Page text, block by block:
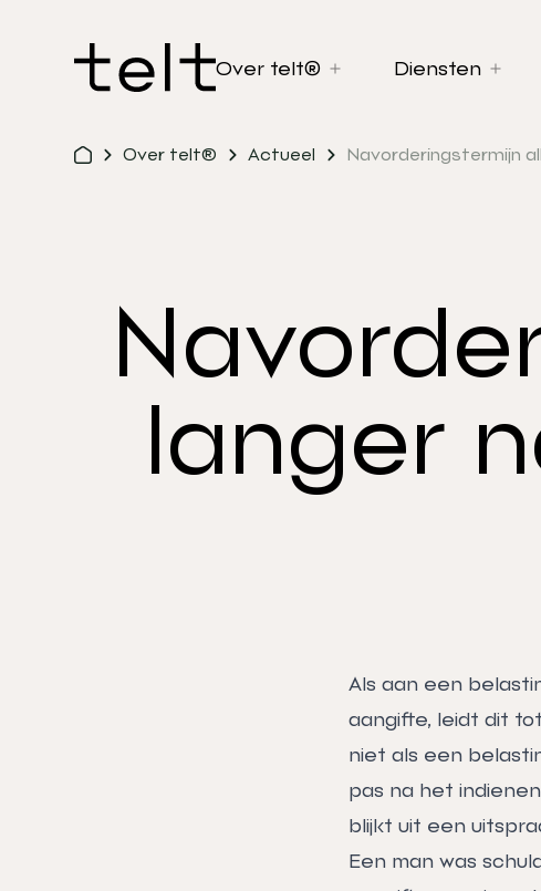
Over telt® Diensten
Over telt® Actueel Navorderingstermijn
langer
Als aan een
aangifte, leidt dit
niet als een
pas na het
blijkt uit een
Een man was